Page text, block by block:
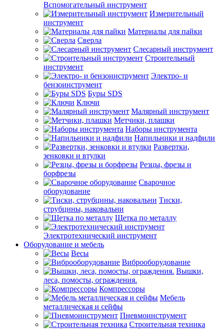
Вспомогательный инструмент
Измерительный
инструмент
Материалы для пайки
Сверла
Слесарный инструмент
Строительный
инструмент
Электро- и
бензоинструмент
Буры SDS
Ключи
Малярный инструмент
Метчики, плашки
Наборы инструмента
Напильники и надфили
Развертки,
зенковки и втулки
Резцы, фрезы и
борфрезы
Сварочное
оборудование
Тиски,
струбцины, наковальни
Щетка по металлу
Электротехнический инструмент
Оборудование и мебель
Весы
Виброоборудование
Вышки,
леса, помосты, ограждения.
Компрессоры
Мебель
металлическая и сейфы
Пневмоинструмент
Строительная техника